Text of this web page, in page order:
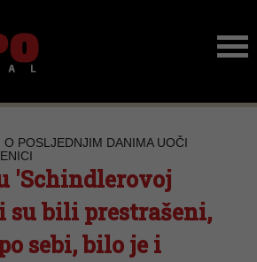
POSLJEDNJIM DANIMA UOČI
'Schindlerovoj
su bili prestrašeni,
sebi, bilo je i